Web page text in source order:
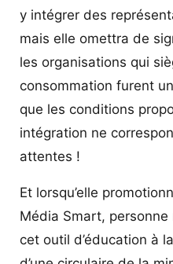
y intégrer des
mais elle omettra de
les organisations qui
consommation furent
que les conditions
intégration ne
attentes !
Et lorsqu’elle
Média Smart,
cet outil d’éducation à